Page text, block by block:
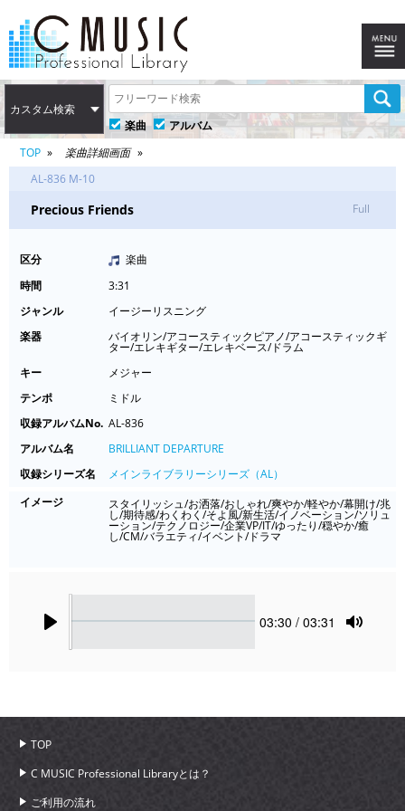
カスタム検索
楽曲
アルバム
TOP
楽曲詳細画面
AL-836 M-10
Precious Friends Full
区分
楽曲
時間
3:31
ジャンル
イージーリスニング
楽器
バイオリン/アコースティックピアノ/アコースティックギ
ター/エレキギター/エレキベース/ドラム
キー
メジャー
テンポ
ミドル
収録アルバムNo. AL-836
アルバム名
BRILLIANT DEPARTURE
収録シリーズ名
メインライブラリーシリーズ（AL）
イメージ
スタイリッシュ/お洒落/おしゃれ/爽やか/軽やか/幕開け/兆
し/期待感/わくわく/そよ風/新生活/イノベーション/ソリュ
ーション/テクノロジー/企業VP/IT/ゆったり/穏やか/癒
し/CM/バラエティ/イベント/ドラマ
Current
03:30 / 03:31
TOP
C MUSIC Professional Libraryとは？
ご利用の流れ